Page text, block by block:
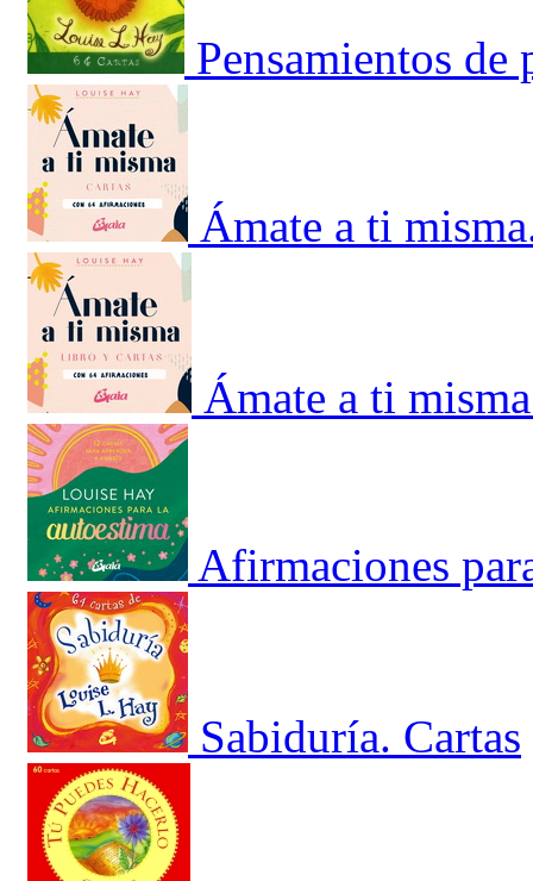
Pensamientos
Ámate a ti
Ámate a ti
Afirmaciones
Sabiduría. Cartas